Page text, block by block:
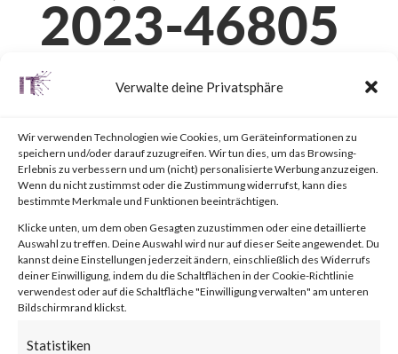
Verwalte deine Privatsphäre
Wir verwenden Technologien wie Cookies, um Geräteinformationen zu
speichern und/oder darauf zuzugreifen. Wir tun dies, um das Browsing-
Erlebnis zu verbessern und um (nicht) personalisierte Werbung anzuzeigen.
Wenn du nicht zustimmst oder die Zustimmung widerrufst, kann dies
bestimmte Merkmale und Funktionen beeinträchtigen.
Klicke unten, um dem oben Gesagten zuzustimmen oder eine detaillierte
Auswahl zu treffen. Deine Auswahl wird nur auf dieser Seite angewendet. Du
kannst deine Einstellungen jederzeit ändern, einschließlich des Widerrufs
deiner Einwilligung, indem du die Schaltflächen in der Cookie-Richtlinie
verwendest oder auf die Schaltfläche "Einwilligung verwalten" am unteren
Bildschirmrand klickst.
Statistiken
2023-46805
and CVE-
2024-21887)
von|24. Jan. 2024|Unkategorisiert|0 Kommentare
Facebook 0
What is the Vulnerability?